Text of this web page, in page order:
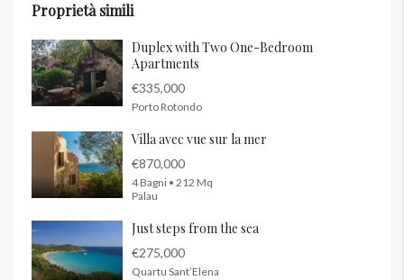
Proprietà simili
Duplex with Two One-Bedroom
Apartments
€335,000
Porto Rotondo
Villa avec vue sur la mer
€870,000
4 Bagni • 212 Mq
Palau
Just steps from the sea
€275,000
Quartu Sant’Elena